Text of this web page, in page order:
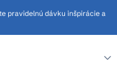
pravidelnú dávku inšpirácie a